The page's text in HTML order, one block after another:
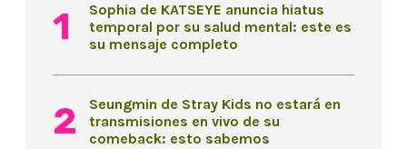
Sophia de KATSEYE anuncia hiatus
temporal por su salud mental: este es
su mensaje completo
Seungmin de Stray Kids no estará en
transmisiones en vivo de su
comeback: esto sabemos